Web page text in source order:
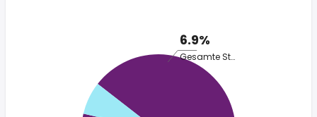
6.9%
Gesamte Steuer